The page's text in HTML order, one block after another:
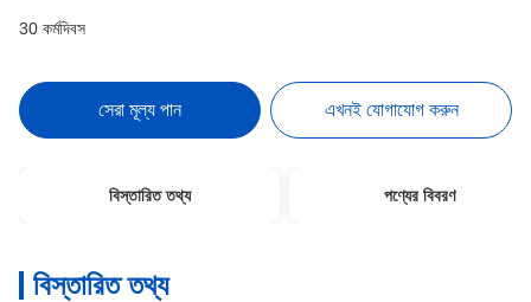
30 কর্মদিবস
সেরা মূল্য পান এখনই যোগাযোগ করুন
বিস্তারিত তথ্য পণ্যের বিবরণ
বিস্তারিত তথ্য